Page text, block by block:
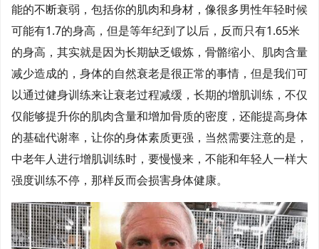
能的不断衰弱，包括你的肌肉和身材，像很多男性年轻时候
可能有1.7的身高，但是等年纪到了以后，反而只有1.65米
的身高，其实就是因为长期缺乏锻炼，骨骼缩小、肌肉含量
减少造成的，身体的自然衰老是很正常的事情，但是我们可
以通过健身训练来让衰老过程减缓，长期的增肌训练，不仅
仅能够提升你的肌肉含量和增加骨质的密度，还能提高身体
的基础代谢率，让你的身体素质更强，当然需要注意的是，
中老年人进行增肌训练时，要慢慢来，不能和年轻人一样大
强度训练不停，那样反而会损害身体健康。